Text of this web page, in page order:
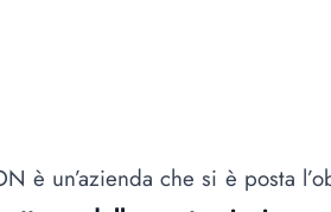
è un’azienda che si è posta